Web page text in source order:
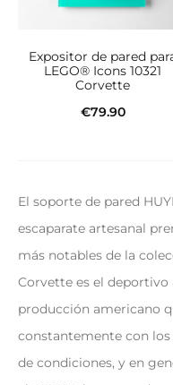
Expositor de pared
LEGO® Icons 10321
Corvette
€79.90
El soporte de pared
escaparate artesanal
más notables de la
Corvette es el
producción americano
constantemente con
de condiciones, y en